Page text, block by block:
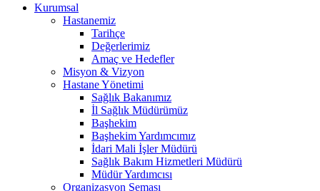
Kurumsal
Hastanemiz
Tarihçe
Değerlerimiz
Amaç ve Hedefler
Misyon & Vizyon
Hastane Yönetimi
Sağlık Bakanımız
İl Sağlık Müdürümüz
Başhekim
Başhekim Yardımcımız
İdari Mali İşler Müdürü
Sağlık Bakım Hizmetleri Müdürü
Müdür Yardımcısı
Organizasyon Şeması